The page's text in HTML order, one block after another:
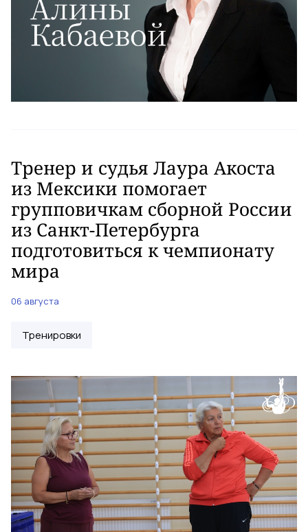
Тренер и судья Лаура Акоста
из Мексики помогает
групповичкам сборной России
из Санкт-Петербурга
подготовиться к чемпионату
мира
06 августа
Тренировки